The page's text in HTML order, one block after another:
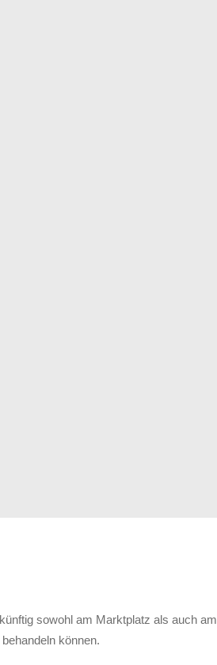
sowohl am Marktplatz als auch am
können.